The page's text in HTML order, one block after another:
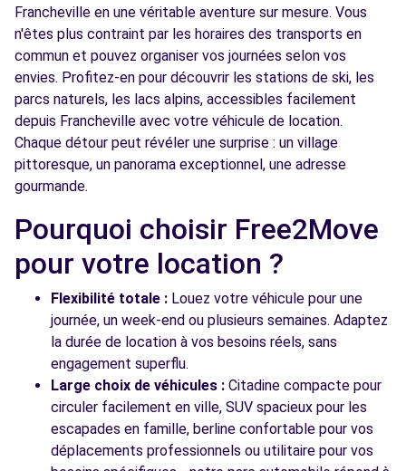
Voir l'agence
Free2Move Rent - SARL GOY -
CHAPONOST (C)
4.0
km
RUE ETIENNE GROS
CHAPONOST, 69630
Voir l'agence
Free2Move Rent - GARAGE DE L'EUROPE -
LYON (P)
4.4
ECULLY, FR-69, 69130
Voir l'agence
Voir toutes les agences
Francheville en une véritable aventure sur mesure. Vous
n'êtes plus contraint par les horaires des transports en
commun et pouvez organiser vos journées selon vos
envies. Profitez-en pour découvrir les stations de ski, les
parcs naturels, les lacs alpins, accessibles facilement
depuis Francheville avec votre véhicule de location.
Chaque détour peut révéler une surprise : un village
pittoresque, un panorama exceptionnel, une adresse
gourmande.
Pourquoi choisir Free2Move
pour votre location ?
Flexibilité totale : Louez votre véhicule pour une
journée, un week-end ou plusieurs semaines. Adaptez
la durée de location à vos besoins réels, sans
engagement superflu.
Large choix de véhicules : Citadine compacte pour
circuler facilement en ville, SUV spacieux pour les
escapades en famille, berline confortable pour vos
déplacements professionnels ou utilitaire pour vos